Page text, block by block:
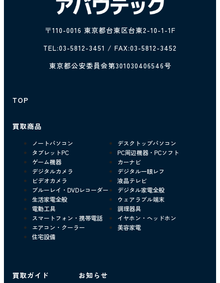
〒110-0016 東京都台東区台東2-10-1-1F
TEL:03-5812-3451 / FAX:03-5812-3452
東京都公安委員会第301030406546号
TOP
買取商品
ノートパソコン
デスクトップパソコン
タブレットPC
PC周辺機器・PCソフト
ゲーム機器
カーナビ
デジタルカメラ
デジタル一眼レフ
ビデオカメラ
液晶テレビ
ブルーレイ・DVDレコーダー
デジタル家電全般
生活家電全般
ウェアラブル端末
電動工具
調理器具
スマートフォン・携帯電話
イヤホン・ヘッドホン
エアコン・クーラー
美容家電
住宅設備
買取ガイド お知らせ